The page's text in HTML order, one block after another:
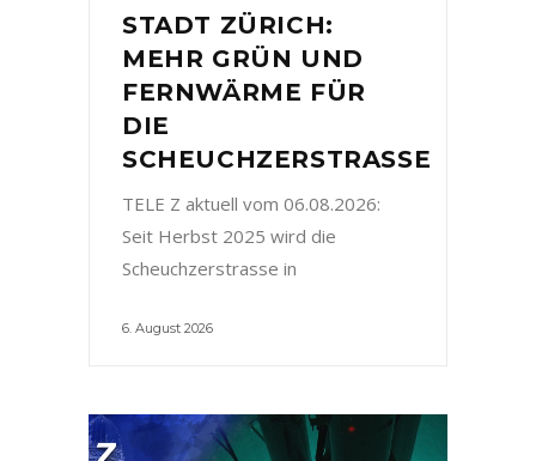
STADT ZÜRICH:
MEHR GRÜN UND
FERNWÄRME FÜR
DIE
SCHEUCHZERSTRASSE
TELE Z aktuell vom 06.08.2026:
Seit Herbst 2025 wird die
Scheuchzerstrasse in
6. August 2026